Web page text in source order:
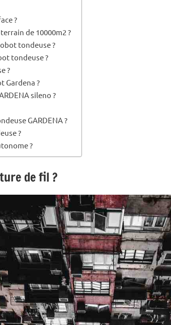
?
de 10000m2 ?
tondeuse ?
tondeuse ?
?
Gardena ?
sileno ?
GARDENA ?
?
?
de fil ?